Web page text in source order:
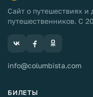
Сайт о путешествиях и
путешественников. С
info@columbista.com
БИЛЕТЫ